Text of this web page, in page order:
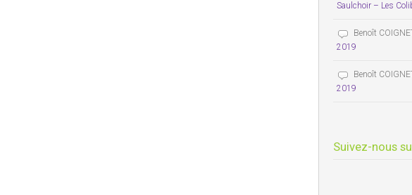
Saulchoir – Les
Benoît
2019
Benoît
2019
Suivez-nous